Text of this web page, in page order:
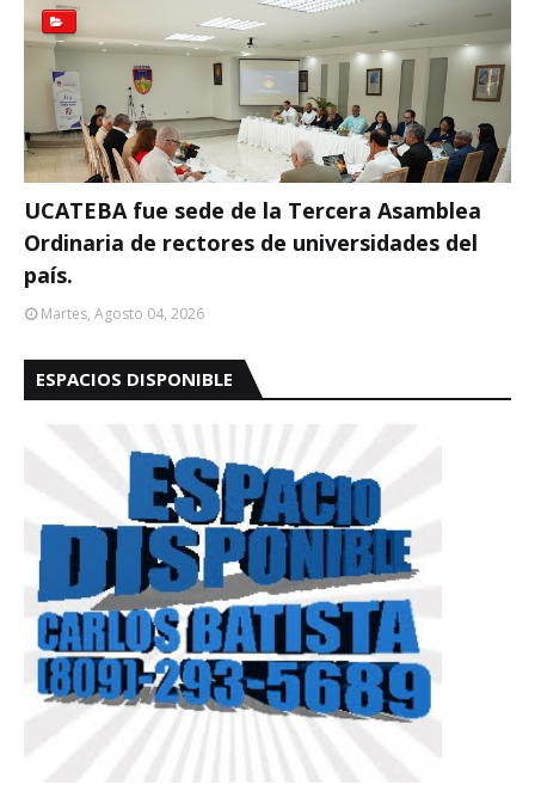
UCATEBA fue sede de la Tercera Asamblea
Ordinaria de rectores de universidades del
país.
Martes, Agosto 04, 2026
ESPACIOS DISPONIBLE